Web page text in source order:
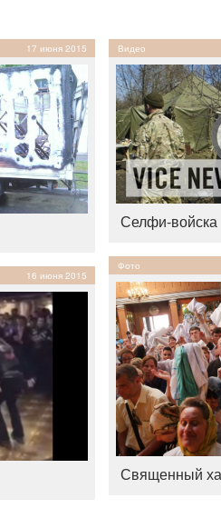
17 июня 2015
16 июня 2015
Видео
Селфи-войска
Фото
Священный